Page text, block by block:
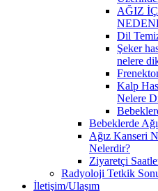
AĞIZ
Dil
Şeker
nelere
Kalp
Nelere
Bebeklerde
Ağız Kanseri
Nelerdir?
Ziyaretçi
Radyoloji Tetkik
İletişim/Ulaşım